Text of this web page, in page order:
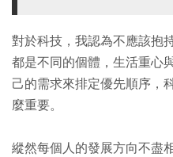
對於科技，我認為不應該抱
都是不同的個體，生活重心
己的需求來排定優先順序，
麼重要。
縱然每個人的發展方向不盡